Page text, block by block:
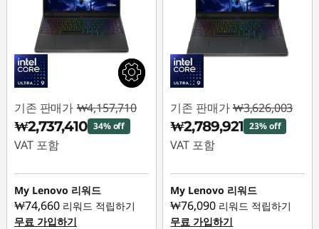
기존 판매가 ₩4,157,710
₩2,737,410 34% off
VAT 포함
즉시 할인: :-
₩1,420,300
My Lenovo 리워드
₩74,660 리워드 적립하기
무료 가입하기
기존 판매가 ₩3,626,003
₩2,789,921 23% off
VAT 포함
즉시 할인: :-
₩836,082
My Lenovo 리워드
₩76,090 리워드 적립하기
무료 가입하기